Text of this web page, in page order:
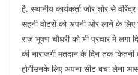
है. स्थानीय कार्यकर्ता जोर शोर से
सहनी वोटरों को अपनी ओर लाने के
राज भूषण चौधरी को भी प्रचार मे लगा
की नाराजगी मतदान के दिन तक
होगीउनके लिए अपना सीट बचा लेना